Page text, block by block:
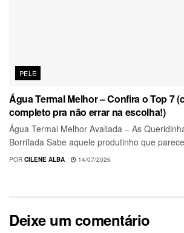
PELE
Água Termal Melhor – Confira o Top 7
completo pra não errar na escolha!)
Água Termal Melhor Avaliada – As
Borrifada Sabe aquele produtinho que
POR CILENE ALBA 14/07/2026
Deixe um comentário